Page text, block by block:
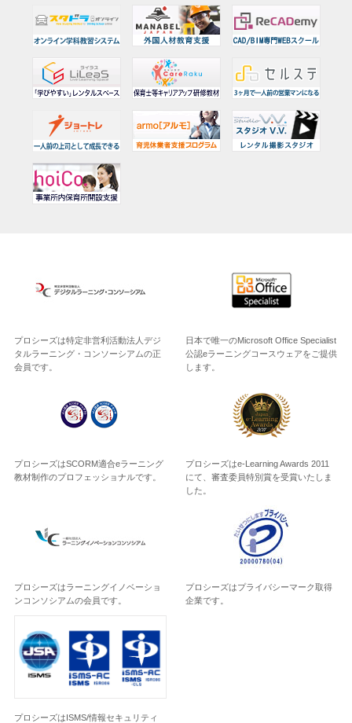
プロシーズは特定非営利活動法人デジ
タルラーニング・コンソーシアムの正
会員です。
日本で唯一のMicrosoft Office Specialist
公認eラーニングコースウェアをご提供
します。
プロシーズはSCORM適合eラーニング
教材制作のプロフェッショナルです。
プロシーズはe-Learning Awards 2011
にて、審査委員特別賞を受賞いたしま
した。
プロシーズはラーニングイノベーショ
ンコンソシアムの会員です。
プロシーズはプライバシーマーク取得
企業です。
プロシーズはISMS/情報セキュリティ